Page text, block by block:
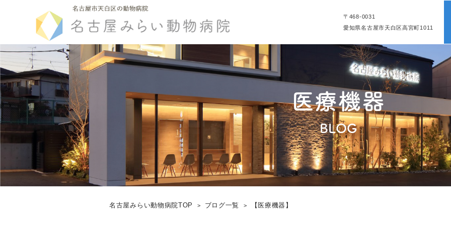
〒468-0031
愛知県名古屋市天白区高宮町1011
医療機器
BLOG
名古屋みらい動物病院TOP ブログ一覧 【医療機器】